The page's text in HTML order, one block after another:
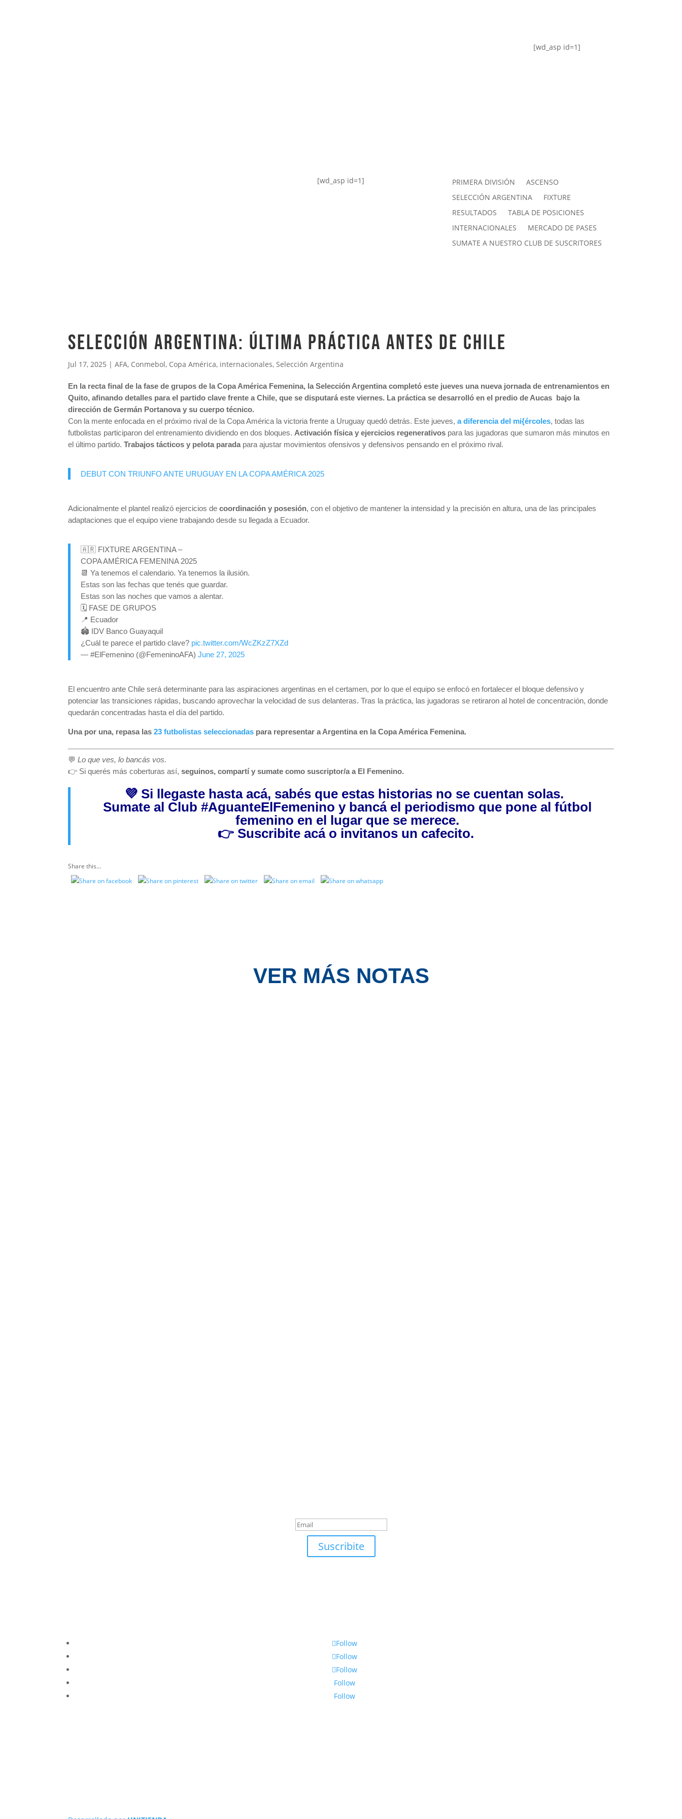
[wd_asp id=1]
[wd_asp id=1] PRIMERA DIVISIÓN
ASCENSO
SELECCIÓN ARGENTINA
FIXTURE
RESULTADOS
TABLA DE POSICIONES
INTERNACIONALES
MERCADO DE PASES
SUMATE A NUESTRO CLUB DE SUSCRITORES
SELECCIÓN ARGENTINA: ÚLTIMA PRÁCTICA ANTES DE CHILE
Jul 17, 2025 |AFA, Conmebol, Copa América, internacionales, Selección Argentina
En la recta final de la fase de grupos de la Copa América Femenina, la Selección Argentina completó este jueves una nueva jornada de entrenamientos en
Quito, afinando detalles para el partido clave frente a Chile, que se disputará este viernes. La práctica se desarrolló en el predio de Aucas bajo la
dirección de Germán Portanova y su cuerpo técnico.
Con la mente enfocada en el próximo rival de la Copa América la victoria frente a Uruguay quedó detrás. Este jueves,a diferencia del mi{ércoles, todas las
futbolistas participaron del entrenamiento dividiendo en dos bloques. Activación física y ejercicios regenerativos para las jugadoras que sumaron más minutos en
el último partido.Trabajos tácticos y pelota parada para ajustar movimientos ofensivos y defensivos pensando en el próximo rival.
DEBUT CON TRIUNFO ANTE URUGUAY EN LA COPA AMÉRICA 2025
Adicionalmente el plantel realizó ejercicios decoordinación y posesión, con el objetivo de mantener la intensidad y la precisión en altura, una de las principales
adaptaciones que el equipo viene trabajando desde su llegada a Ecuador.
🇦🇷 FIXTURE ARGENTINA –
COPA AMÉRICA FEMENINA 2025
📆 Ya tenemos el calendario. Ya tenemos la ilusión.
Estas son las fechas que tenés que guardar.
Estas son las noches que vamos a alentar.
🗓️ FASE DE GRUPOS
📍 Ecuador
🏟 IDV Banco Guayaquil
¿Cuál te parece el partido clave? pic.twitter.com/WcZKzZ7XZd
— #ElFemenino (@FemeninoAFA)June 27, 2025
El encuentro ante Chile será determinante para las aspiraciones argentinas en el certamen, por lo que el equipo se enfocó en fortalecer el bloque defensivo y
potenciar las transiciones rápidas, buscando aprovechar la velocidad de sus delanteras. Tras la práctica, las jugadoras se retiraron al hotel de concentración, donde
quedarán concentradas hasta el día del partido.
Una por una, repasa las 23 futbolistas seleccionadas para representar a Argentina en la Copa América Femenina.
💬Lo que ves, lo bancás vos.
👉 Si querés más coberturas así,seguinos, compartí y sumate como suscriptor/a a El Femenino.
💜 Si llegaste hasta acá, sabés que estas historias no se cuentan solas.
Sumate al Club #AguanteElFemenino y bancá el periodismo que pone al fútbol
femenino en el lugar que se merece.
👉 Suscribite acáo invitanos un cafecito.
Share this...
VER MÁS NOTAS
Suscribite
Follow
Follow
Follow
Follow
Follow